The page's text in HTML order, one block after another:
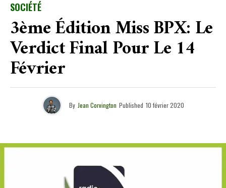
SOCIÉTÉ
3ème Édition Miss BPX: Le
Verdict Final Pour Le 14
Février
By Jean Corvington Published 10 février 2020